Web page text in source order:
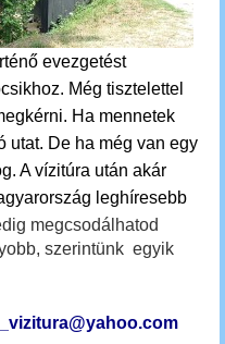
evezgetést
Még tisztelettel
Ha mennetek
utat. De ha még van egy
A vízitúra után akár
leghíresebb
megcsodálhatod
szerintünk egyik